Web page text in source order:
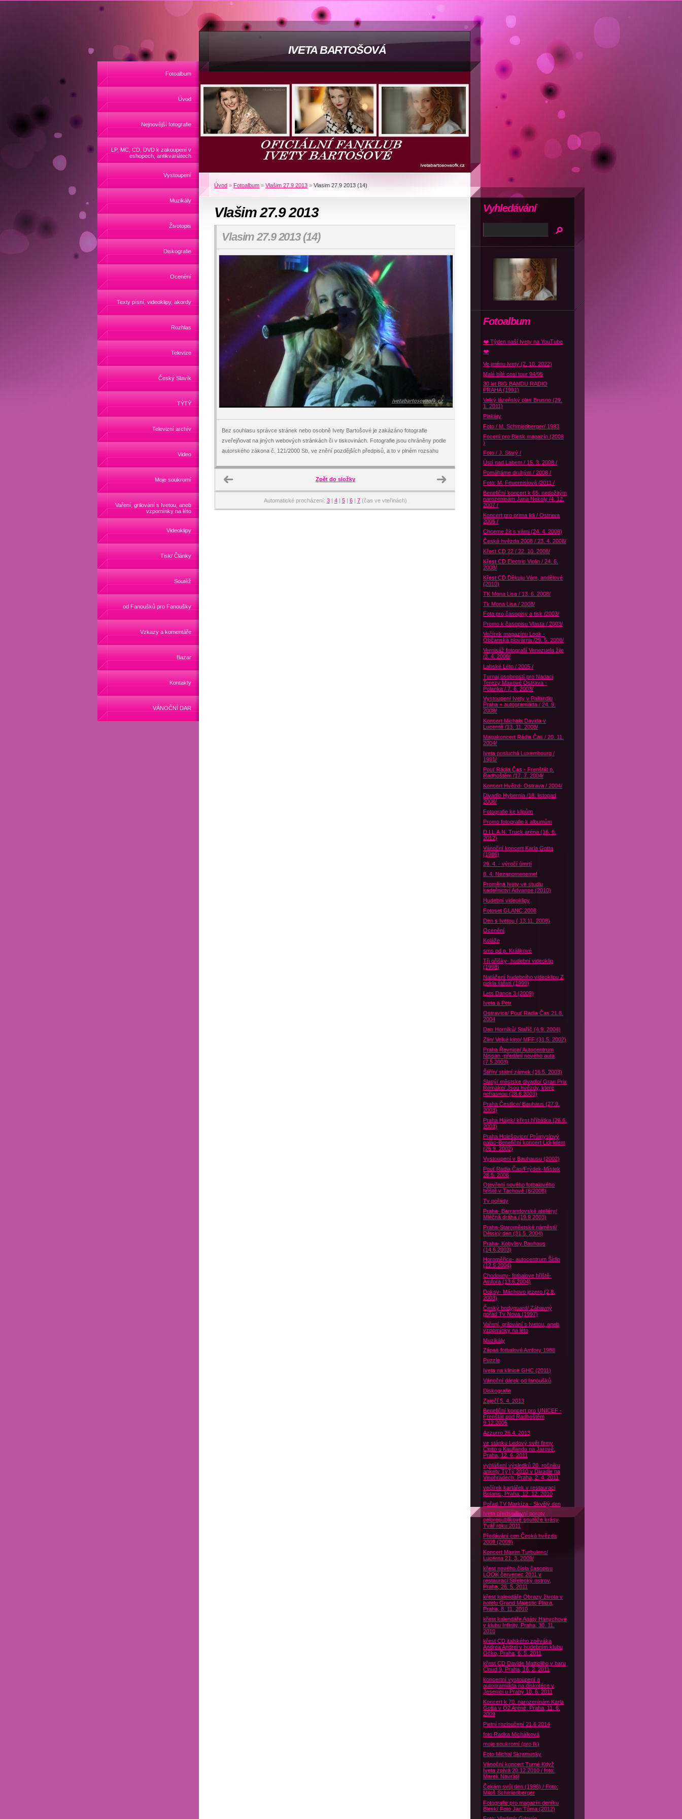
IVETA BARTOŠOVÁ
Fotoalbum
Úvod
Nejnovější fotografie
LP, MC, CD, DVD k zakoupení v
eshopech, antikvariátech
Vystoupení
Muzikály
Životopis
Diskografie
Ocenění
Texty písní, videoklipy, akordy
Rozhlas
Televize
Český Slavík
TÝTÝ
Televizní archív
Video
Moje soukromí
Vaření, grilování s Ivetou, aneb
vzpomínky na léto
Videoklipy
Tisk/ Články
Soutěž
od Fanoušků pro Fanoušky
Vzkazy a komentáře
Bazar
Kontakty
VÁNOČNÍ DAR
Úvod » Fotoalbum » Vlašim 27.9 2013 » Vlasim 27.9 2013 (14)
Vlašim 27.9 2013
Vlasim 27.9 2013 (14)
Bez souhlasu správce stránek nebo osobně Ivety Bartošové je zakázáno fotografie
zveřejňovat na jiných webových stránkách či v tiskovinách. Fotografie jsou chráněny podle
autorského zákona č. 121/2000 Sb, ve znění pozdějších předpisů, a to v plném rozsahu
Zpět do složky
Automatické procházení: 3| 4| 5| 6| 7(čas ve vteřinách)
Fotoalbum
❤️ Týden naší Ivety na YouTube
❤️
Ve jménu Ivety (2. 10. 2022)
Malé bílé cosi tour 94/95
30 let BIG BANDU RADIO
PRAHA (1991)
Velký lázeňský ples Brusno (29.
1. 2011)
Plakáty
Foto / M. Schmiedberger/ 1993
Focení pro Blesk magazín (2008
)
Foto / J. Starý /
Ústí nad Labem / 15. 3. 2008 /
Pomáháme druhým / 2008 /
Foto: M. Feuereislová /2011 /
Benefiční koncert k 65. nedožitým
narozeninám Jana Nekoly /4. 12.
2007 /
Koncert pro prima lidi / Ostrava
2005 /
Chceme žít s vámi (24. 4. 2008)
Česká hvězda 2008 / 23. 4. 2008/
Křest CD 22 / 22. 10. 2008/
Křest CD Electric Violin / 24. 6.
2008/
Křest CD Děkuju Vám, andělové
(2010)
TK Mona Lisa / 13. 6. 2008/
Tk Mona Lisa / 2008/
Fota pro časopisy a tisk /2003/
Promo k časopisu Vlasta / 2003/
Večírek magazínu Look -
Občanská plovárna /29. 5. 2008/
Vernisáž fotografií Venezuela žije
/3. 4. 2008/
Labské Léto / 2005 /
Turnaj osobností pro Nadaci
Terezy Maxové Ostrava -
Polanka / 7. 6. 2003/
Vystoupení Ivety v Pallandiu
Praha + autogramiáda / 24. 9.
2008/
Koncert Michala Davida v
Lucerně /13. 11. 2008/
Magakoncert Rádia Čas / 20. 11.
2004/
Iveta posluchá Luxembourg /
1991/
Pouť Rádia Čas - Frenštát p.
Radhoštěm /17. 7. 2004/
Koncert Hvězd- Ostrava / 2004/
Divadlo Hybernia /18. listopad
2008/
Fotografie ke klipům
Promo fotografie k albumům
D.I.L.A.N. Truck aréna (16. 6.
2012)
Vánoční koncert Karla Gotta
(1986)
29. 4. - výročí úmrtí
8. 4. Nezapomeneme!
Proměna Ivety ve studiu
kadeřnictví Advance (2010)
Hudební videoklipy
Fotoset GLANC 2008
Den s Ivetou ( 13.11. 2008)
Ocenění
Koláže
sms od p. Králikové
Tři oříšky- hudební videoklip
(1998)
Natáčení hudebního videoklipu Z
pekla štěstí (1999)
Lets Dance 3 (2009)
Iveta a Petr
Ostravice/ Pouť Radia Čas 21.8.
2004
Den Horníků/ Staříč (4.9. 2004)
Zlín/ Velké kino/ MFF (31.5. 2002)
Praha Řevnice/ Autocentrum
Nissan -předání nového auta
(7.5.2003)
Štiřín/ státní zámek (16.5. 2003)
Slaný/ městske divadlo/ Gran Prix
Remake/ Jsou hvězdy, které
nehasnou (28.6.2003)
Praha Čestlice/ Bauhaus (27.9.
2003)
Praha Hájek/ křest hříbátka (26.6.
2003)
Praha Holešovice/ Průmyslový
palác-Benefiční koncert Lidi lidem
(25.9. 2002)
Vystoupení v Bauhausu (2002)
Pouť Radia Čas/Frýdek-Místek
28.5. 2006
Otevření nového fotbalového
hřiště v Tachově (6/2008)
Tv pořady
Praha- Barrandovské ateliéry/
Mléčná dráha (19.9 2003)
Praha-Staroměstské náměstí/
Dětský den (31.5. 2004)
Praha- Kobylisy Bauhaus
(14.6.2003)
Horoměřice- autocentrum Šídlo
(12.5.2004)
Chodouny- fotbalove hřiště-
Amfora (13.6.2004)
Doksy- Máchovo jezero (2.8.
2003)
Český bodyguard/ Zábavný
pořad Tv Nova (1997)
Vaření, grilování s Ivetou, aneb
vzpomínky na léto
Muzikály
Zápas fotbalové Amfory 1988
Puzzle
Iveta na klinice GHC (2011)
Vánoční dárek od fanoušků
Diskografie
Zaječí 5. 4. 2013
Benefiční koncert pro UNICEF -
Frenštát pod Radhoštěm
9.12.2005
Azzurro 26.4. 2013
ve stánku Ledový svět firmy
Čipito u Kauflandu na Jarově,
Praha, 12. 6. 2011
vyhlášení výsledků 20. ročníku
ankety TýTý 2010 v Divadle na
Vinohradech, Praha, 2. 4. 2011
večírek kartářek v restauraci
Botanic, Praha, 12. 12. 2010
Pořad TV Markíza - Skvělý den
Iveta předsedkyní poroty
celorepublikové soutěže krásy
Tvář roku 2011
Předávání cen Česká hvězda
2009 (2009)
Koncert Maxim Turbulenc/
Lucerna 21. 3. 2009/
křest nového čísla časopisu
LOOK červenec 2011 v
restauraci Střelecký ostrov,
Praha, 26. 5. 2011
křest kalendáře Obrazy života v
hotelu Grand Majestic Plaza,
Praha, 8. 11. 2010
křest kalendáře Agáty Hanychové
v klubu Infinity, Praha, 30. 11.
2010
křest CD italského zpěváka
Andrea Andrei v hudebním klubu
Óčko, Praha, 6. 5. 2011
křest CD Davide Mattioliho v baru
Cloud 9, Praha, 16. 2. 2011
koncertní vystoupení a
autogramiáda na diskotéce v
Jesenici u Prahy 10. 6. 2011
Koncert k 70. narozeninám Karla
Gotta v O2 Aréně, Praha, 11. 6.
2009
Pietní rozloučení 21.6 2014
foto Radka Michálková
moje soukromí (pro fk)
Foto Michal Skramusky
Vánoční koncert Turné Když
Iveta zpívá 20.12.2010 / foto:
Marek Navrátil
Čekám svůj den (1996) / Foto:
Miloš Schmiedberger
Fotografie pro magazín deníku
Blesk/ Foto Jan Tůma (2012)
Vyhledávání